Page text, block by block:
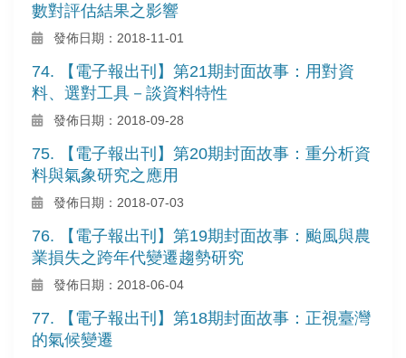
數對評估結果之影響
發佈日期：2018-11-01
74. 【電子報出刊】第21期封面故事：用對資
料、選對工具－談資料特性
發佈日期：2018-09-28
75. 【電子報出刊】第20期封面故事：重分析資
料與氣象研究之應用
發佈日期：2018-07-03
76. 【電子報出刊】第19期封面故事：颱風與農
業損失之跨年代變遷趨勢研究
發佈日期：2018-06-04
77. 【電子報出刊】第18期封面故事：正視臺灣
的氣候變遷